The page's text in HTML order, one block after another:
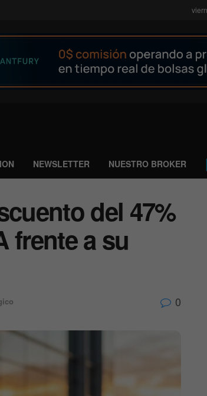
NEWSLETTER NUESTRO BROKER
del 47%
frente a su
0